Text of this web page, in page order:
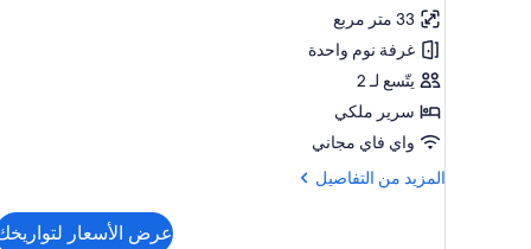
Deluxe
Studio
Suite
with
Spa
Bath
تقييمًا)
33 متر مربع
غرفة نوم واحدة
يتّسع لـ 2
سرير ملكي
واي فاي مجاني
المزيد من التفاصيل
المزيد
عرض الأسعار